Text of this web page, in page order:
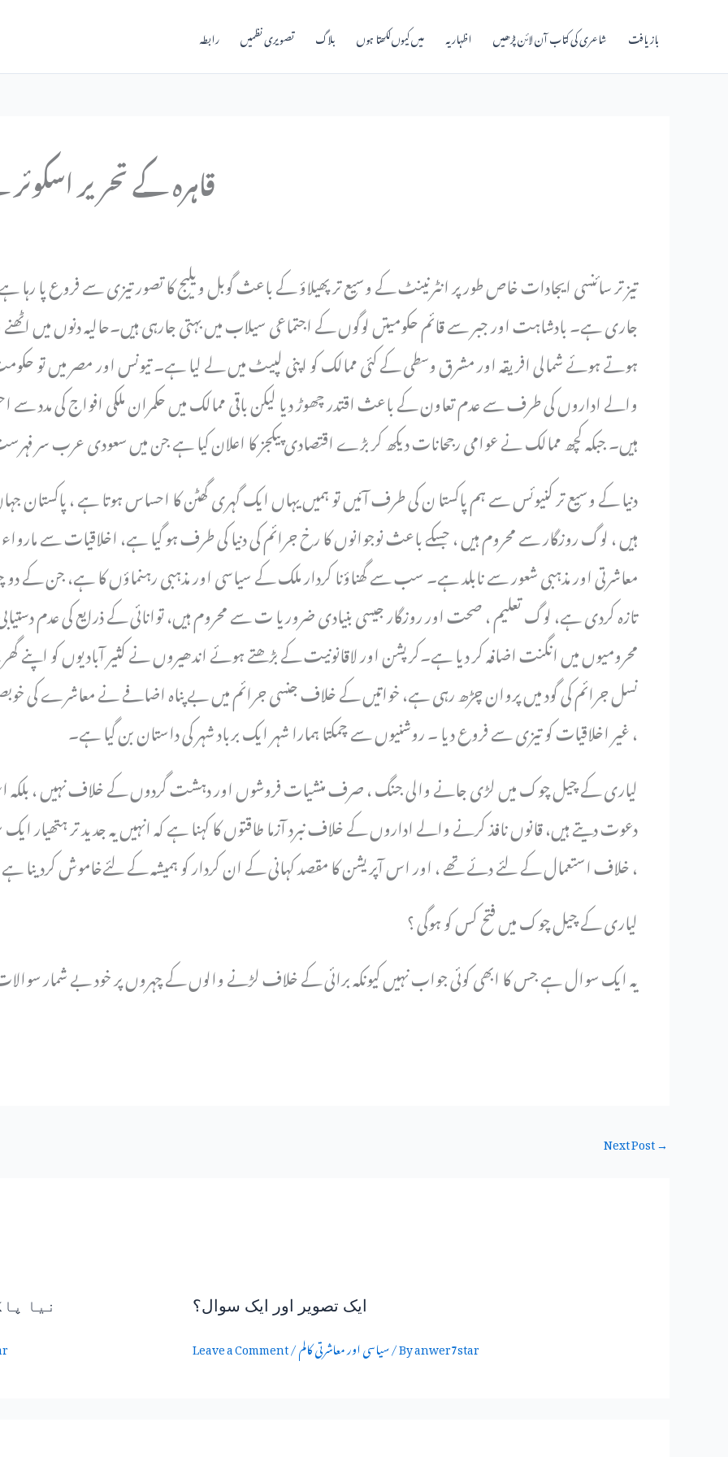
رابطہ تصویری نظمیں بلاگ میں کیوں‌لکھتا ہوں اظہاریہ شاعری کی کتاب آن لائن پڑھیں بازیافت
قاہرہ کے تحریر
تیز تر سائنسی ایجادات خاص طور پر انٹرنینٹ کے وسیع تر پھیلاؤ کے باعث گوبل ویلیج کا تصور تیزی سے فروع پا رہا
جاری ہے۔ بادشاہت اور جبر سے قائم حکومیتں لوگوں کے اجتماعی سیلاب میں بہتی جارہی ہیں۔حالیہ دنوں میں
ہوتے ہوئے شمالی افریقہ اور مشرق وسطی کے کئی ممالک کو اپنی لپیٹ میں لے لیا ہے۔ تیونس اور مصر میں تو
والے اداروں کی طرف سے عدم تعاون کے باعث اقتدر چھوڑ دیا لیکن باقی ممالک میں حکمران ملکی افواج کی مدد
ہیں۔ جبکہ کچھ ممالک نے عوامی رجحانات دیکھ کر بڑے اقتصادی پیکجز کا اعلان کیا ہے جن میں سعودی عرب سر
دنیا کے وسیع تر کنیوئس سے ہم پاکستا ن کی طرف آئیں تو ہمیں یہاں ایک گہری گھٹن کا احساس ہوتا ہے ،
ہیں ، لوگ روزگار سے محروم ہیں ، جسکے باعث نوجوانوں کا رخ جرائم کی دنیا کی طرف ہو گیا ہے، اخلاقیات سے
معاشرتی اور مذہبی شعور سے نابلد ہے۔ سب سے گھناؤنا کردار ملک کے سیاسی اور مذہبی رہنماؤں کا ہے، جن
تازہ کردی ہے، لوگ تعلیم ، صحت اور روزگار جیسی بنیادی ضروریا ت سے محروم ہیں، توانائی کے ذرایع کی عدم
محرومیوں میں انگنت اضافہ کر دیا ہے۔کرپشن اور لاقانونیت کے بڑھتے ہوئے اندھیروں نے کثیر آبادیوں کو
نسل جرائم کی گود میں پروان چڑھ رہی ہے، خواتیں کے خلاف جنسی جرائم میں بے پناہ اضافے نے معاشرے کی
، غیر اخلاقیات کو تیزی سے فروع دیا ۔ روشنیوں سے چمکتا ہمارا شہر ایک برباد شہر کی داستان بن گیا ہے۔
لیاری کے چیل چوک میں لڑی جانے والی جنگ ، صرف منشیات فروشوں اور دہشت گردوں کے خلاف نہیں ، بلکہ اس
دعوت دیتے ہیں، قانوں نافذ کرنے والے اداروں کے خلاف نبرد آزما طاقتوں کا کہنا ہے کہ انہیں یہ جدید تر
خلاف استعمال کے لئے دئے تھے ، اور اس آپریشن کا مقصد کہانی کے ان کردار کو ہمیشہ کے لئےخاموش کردینا ہے ،
لیاری کے چیل چوک میں فتح کس کو ہوگی ؟
یہ ایک سوال ہے جس کا ابھی کوئی جواب نہیں کیونکہ برائی کے خلاف لڑنے والوں کے چہروں پر خود بے شمار
Next Post→
نیا ایک تصویر اور ایک سوال؟
Leave a Comment/سیاسی اور معاشرتی کالم/ Byanwer7star